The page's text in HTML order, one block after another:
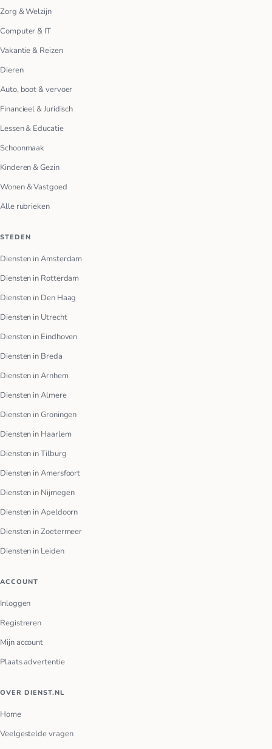
Zorg & Welzijn
Computer & IT
Vakantie & Reizen
Dieren
Auto, boot & vervoer
Financieel & Juridisch
Lessen & Educatie
Schoonmaak
Kinderen & Gezin
Wonen & Vastgoed
Alle rubrieken
STEDEN
Diensten in Amsterdam
Diensten in Rotterdam
Diensten in Den Haag
Diensten in Utrecht
Diensten in Eindhoven
Diensten in Breda
Diensten in Arnhem
Diensten in Almere
Diensten in Groningen
Diensten in Haarlem
Diensten in Tilburg
Diensten in Amersfoort
Diensten in Nijmegen
Diensten in Apeldoorn
Diensten in Zoetermeer
Diensten in Leiden
ACCOUNT
Inloggen
Registreren
Mijn account
Plaats advertentie
OVER DIENST.NL
Home
Veelgestelde vragen